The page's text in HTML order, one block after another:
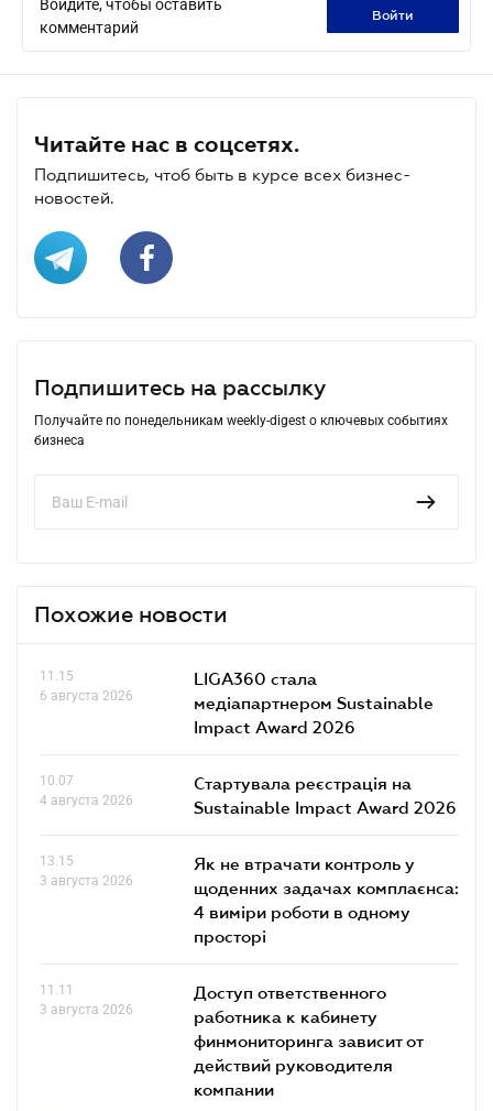
Войдите, чтобы оставить
комментарий
войти
Читайте нас в соцсетях.
Подпишитесь, чтоб быть в курсе всех бизнес-
новостей.
Подпишитесь на рассылку
Получайте по понедельникам weekly-digest о ключевых событиях
бизнеса
Похожие новости
11.15
6 августа 2026
LIGA360 стала
медіапартнером Sustainable
Impact Award 2026
10.07
4 августа 2026
Стартувала реєстрація на
Sustainable Impact Award 2026
13.15
3 августа 2026
Як не втрачати контроль у
щоденних задачах комплаєнса:
4 виміри роботи в одному
просторі
11.11
3 августа 2026
Доступ ответственного
работника к кабинету
финмониторинга зависит от
действий руководителя
компании